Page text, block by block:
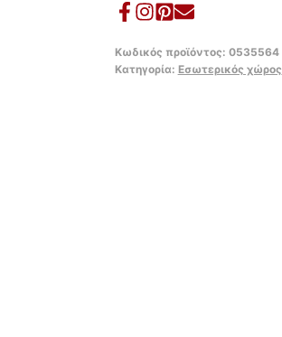
Κωδικός προϊόντος: 0535564
Κατηγορία: Εσωτερικός χώρος